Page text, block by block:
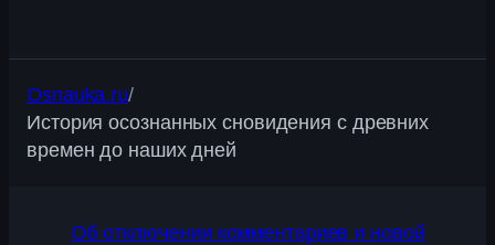
Osnauka.ru/
История осознанных сновидения с древних
времен до наших дней
Об отключении комментариев и новой